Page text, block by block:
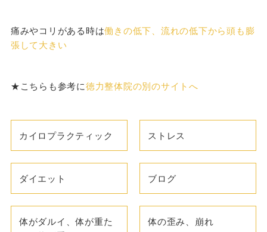
痛みやコリがある時は働きの低下、流れの低下から頭も膨
張して大きい
★こちらも参考に徳力整体院の別のサイトへ
カイロプラクティック ストレス
ダイエット ブログ
体がダルイ、体が重た
体の歪み、崩れ